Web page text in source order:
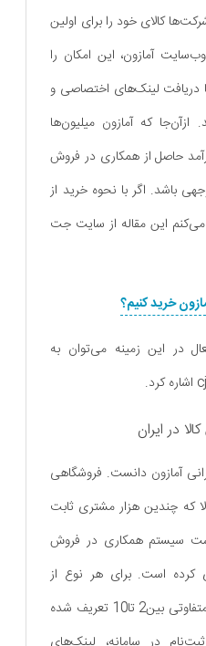
کالای خود را برای اولین
آمازون، این امکان را
با دریافت لینک‌های اختصاصی و
که آمازون میلیون‌ها
حاصل از همکاری در فروش
باشد. اگر با نحوه خرید از
می‌کنم این مقاله از سایت جت
خرید کنیم؟
در این زمینه می‌توان به
در ایران
آمازون دانست. فروشگاهی
بیش از200 هزار کالا که چندین هزار مشتری ثابت
سیستم همکاری در فروش
کرده است. برای هر نوع از
محصولات درصدهای همکاری متفاوتی بین2 تا10 تعریف شده